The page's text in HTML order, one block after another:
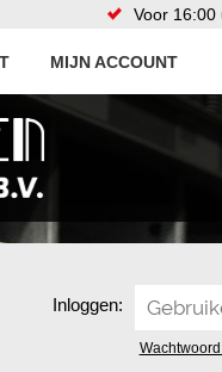
Voor
MIJN ACCOUNT
Inloggen: